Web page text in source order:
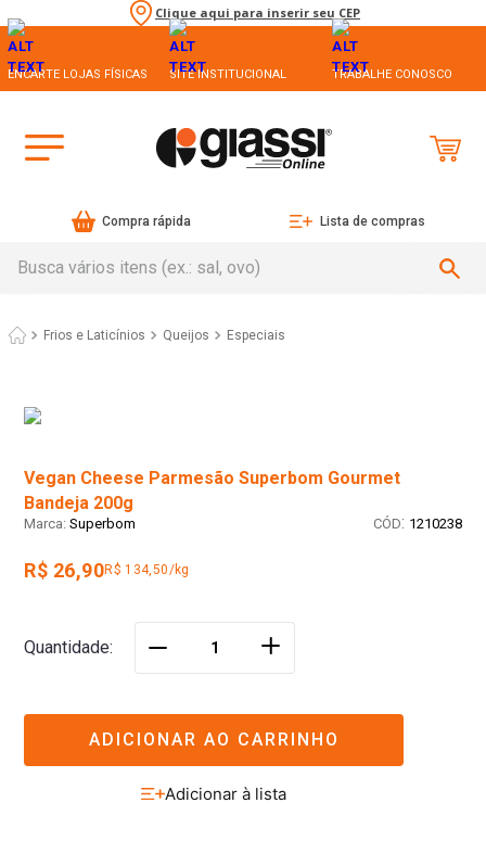
Clique aqui para inserir seu CEP
ENCARTE LOJAS FÍSICAS SITE INSTITUCIONAL TRABALHE CONOSCO
Compra rápida Lista de compras
Frios e Laticínios Queijos Especiais
Vegan Cheese Parmesão Superbom Gourmet
Bandeja 200g
Superbom : 1210238
R$ 26,90R$ 134,50/kg
Quantidade ＋
ADICIONAR AO CARRINHO